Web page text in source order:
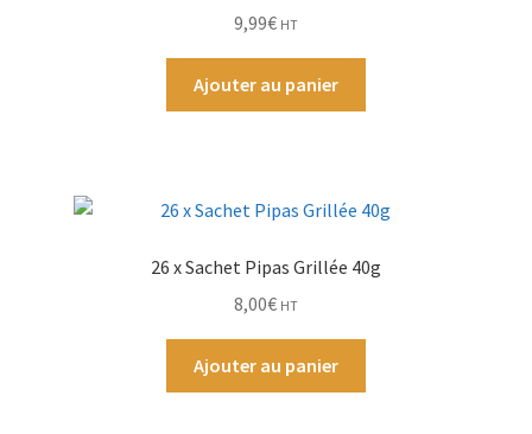
9,99€ HT
Ajouter au panier
26 x Sachet Pipas Grillée 40g
8,00€ HT
Ajouter au panier